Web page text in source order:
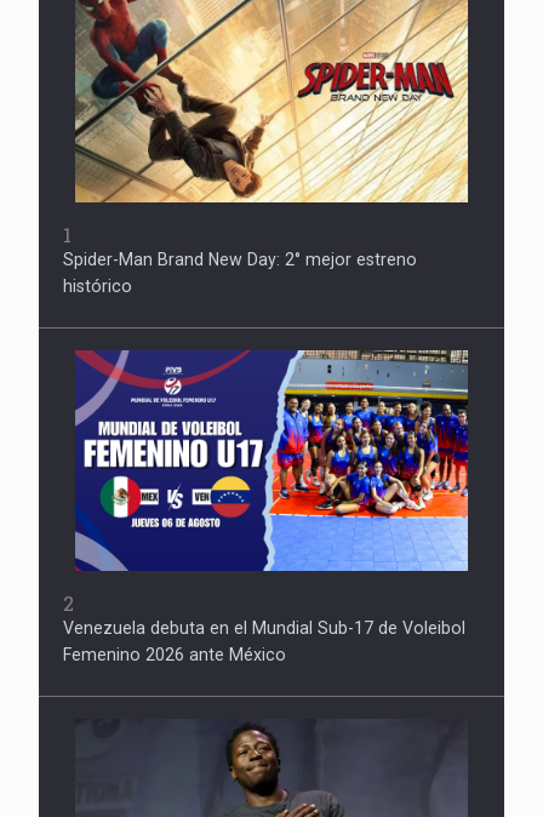
1
Spider-Man Brand New Day: 2° mejor estreno
histórico
2
Venezuela debuta en el Mundial Sub-17 de Voleibol
Femenino 2026 ante México